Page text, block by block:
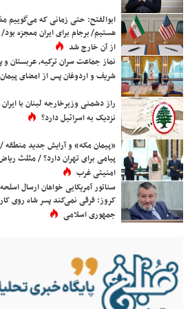
ابوالفتح: حتی زمانی که می‌گوییم
هستیم/ برجام برای ایران معجزه
از آن خارج شد
نماز جماعت سران ترکیه، عربستان
شریف و اردوغان پس از امضای
راز دشمنی وزیرخارجه لبنان با
نزدیک به اسرائیل دارد؟
«پیمان مکه» و آرایش جدید
پیامی برای تهران دارد؟ / مثلث
امنیتی غرب
سناتور آمریکایی خواهان ارسال
کروز: فرقی نمی‌کند پسر شاه روی
جمهوری اسلامی